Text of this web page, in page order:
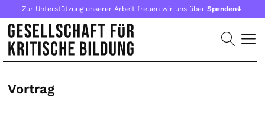
Zur Unterstützung unserer Arbeit freuen wir uns über Spenden↓.
Vortrag